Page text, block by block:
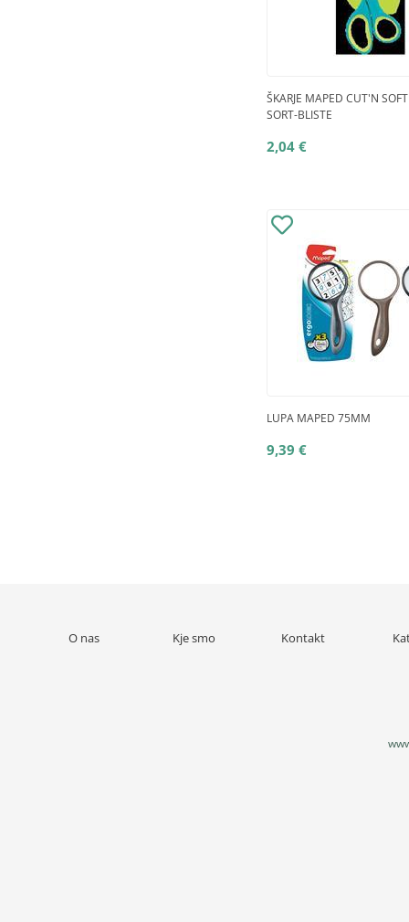
ŠKARJE MAPED CUT'N
SORT-BLISTE
2,04 €
LUPA MAPED 75MM
9,39 €
O nas Kje smo Kontakt